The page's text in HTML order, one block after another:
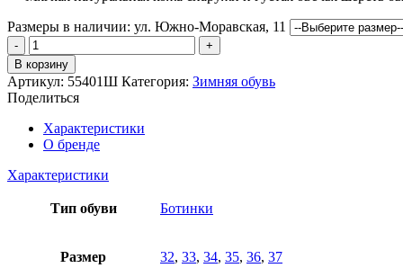
Размеры в наличии: ул. Южно-Моравская, 11
Количество
товара
Ботинки
Шаговита
В корзину
Артикул: 55401Ш Категория: Зимняя обувь
Поделиться
Характеристики
О бренде
Характеристики
Тип обуви Ботинки
Размер 32, 33, 34, 35, 36, 37